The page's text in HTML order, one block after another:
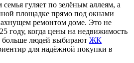
семья гуляет по зелёным аллеям, а
площадке прямо под окнами
ремонтом доме. Это не
году, когда цены на недвижимость
больше людей выбирают ЖК
для надёжной покупки в